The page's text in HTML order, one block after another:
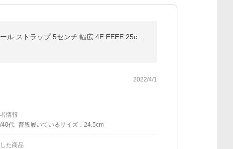
2022/4/1
情報
40代 普段履いているサイズ：24.5cm
た商品